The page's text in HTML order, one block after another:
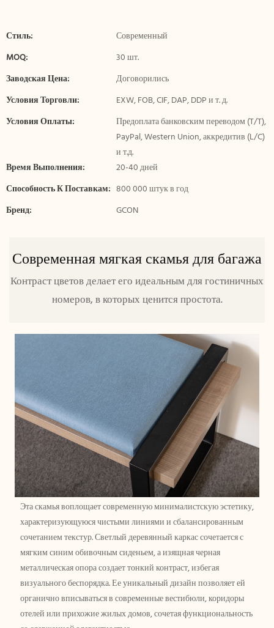
Стиль:
Современный
MOQ:
30 шт.
Заводская Цена:
Договорились
Условия Торговли:
EXW, FOB, CIF, DAP, DDP и т. д.
Условия Оплаты:
Предоплата банковским переводом (T/T),
PayPal, Western Union, аккредитив (L/C)
и т.д.
Время Выполнения:
20-40 дней
Способность К Поставкам: 800 000 штук в год
Бренд:
GCON
Современная мягкая скамья для багажа
Контраст цветов делает его идеальным для гостиничных
номеров, в которых ценится простота.
Эта скамья воплощает современную минималистскую эстетику,
характеризующуюся чистыми линиями и сбалансированным
сочетанием текстур. Светлый деревянный каркас сочетается с
мягким синим обивочным сиденьем, а изящная черная
металлическая опора создает тонкий контраст, избегая
визуального беспорядка. Ее уникальный дизайн позволяет ей
органично вписываться в современные вестибюли, коридоры
отелей или прихожие жилых домов, сочетая функциональность